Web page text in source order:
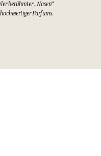
berühmter „Nasen“
Parfums.